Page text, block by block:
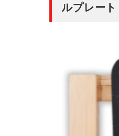
ルプレート